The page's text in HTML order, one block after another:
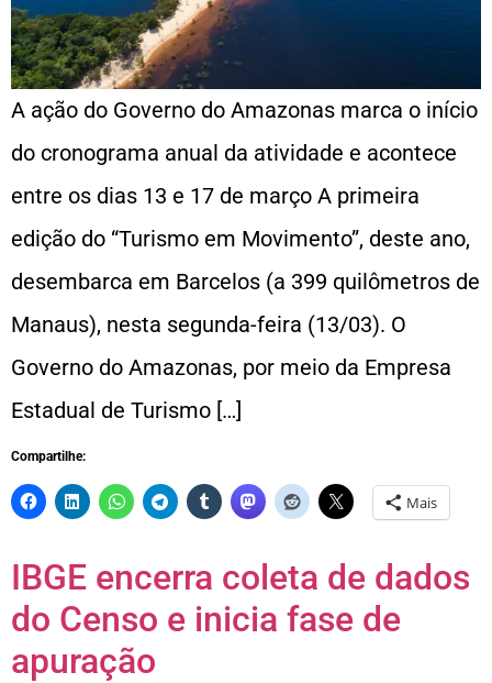
A ação do Governo do Amazonas marca o início
do cronograma anual da atividade e acontece
entre os dias 13 e 17 de março A primeira
edição do “Turismo em Movimento”, deste ano,
desembarca em Barcelos (a 399 quilômetros de
Manaus), nesta segunda-feira (13/03). O
Governo do Amazonas, por meio da Empresa
Estadual de Turismo […]
Compartilhe:
Mais
IBGE encerra coleta de dados
do Censo e inicia fase de
apuração